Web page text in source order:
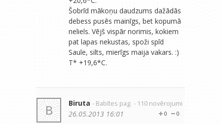
Šobrīd mākoņu daudzums dažādās
debess pusēs mainīgs, bet kopumā
neliels. Vējš vispār norimis, kokiem
pat lapas nekustas, spoži spīd
Saule, silts, mierīgs maija vakars. :)
T* +19,6*C.
B Biruta - Babītes pag. - 110 novērojumi
0
0
26.05.2013 16:01